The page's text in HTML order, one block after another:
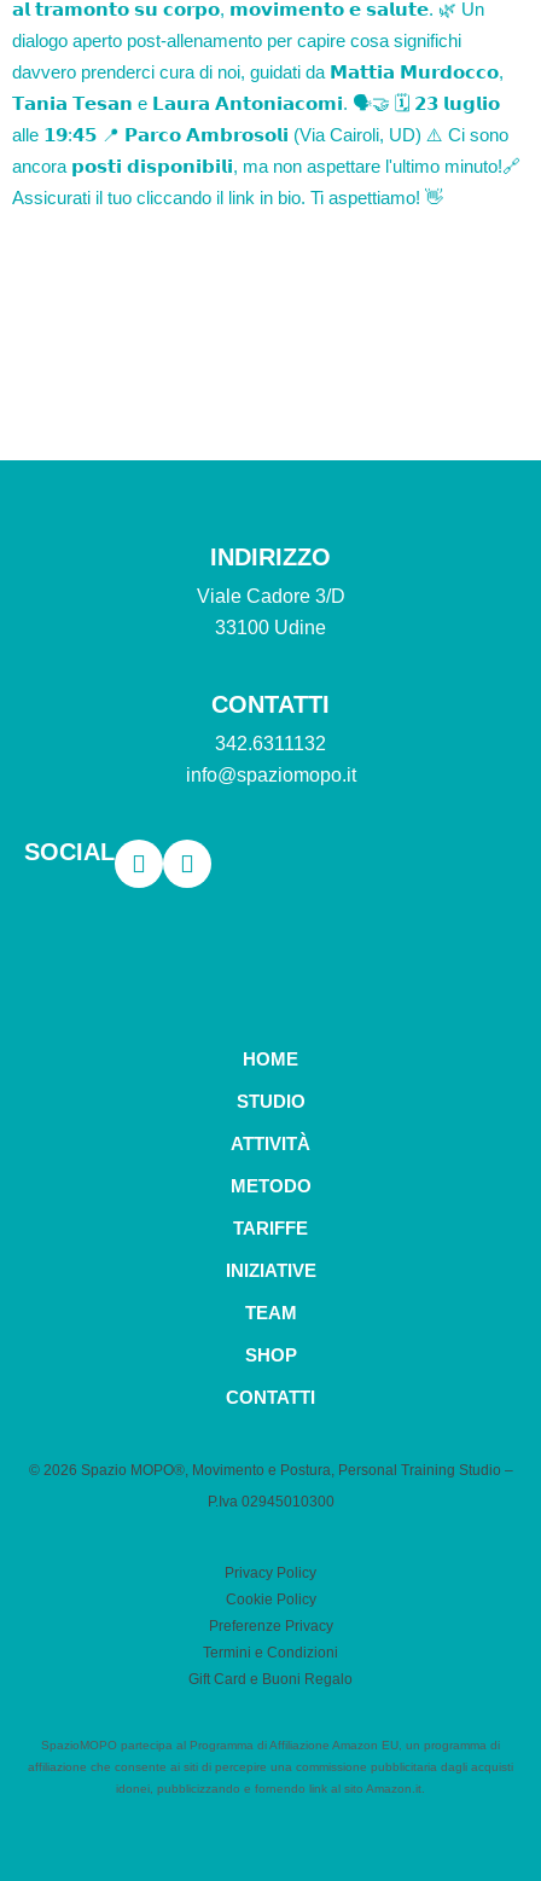
INDIRIZZO
Viale Cadore 3/D
33100 Udine
CONTATTI
342.6311132
info@spaziomopo.it
SOCIAL
HOME
STUDIO
ATTIVITÀ
METODO
TARIFFE
INIZIATIVE
TEAM
SHOP
CONTATTI
© 2026 Spazio MOPO®, Movimento e Postura, Personal Training Studio –
P.Iva 0​2945010300
Privacy Policy
Cookie Policy
Preferenze Privacy
Termini e Condizioni
Gift Card e Buoni Regalo
SpazioMOPO partecipa al Programma di Affiliazione Amazon EU, un programma di
affiliazione che consente ai siti di percepire una commissione pubblicitaria dagli acquisti
idonei, pubblicizzando e fornendo link al sito Amazon.it.